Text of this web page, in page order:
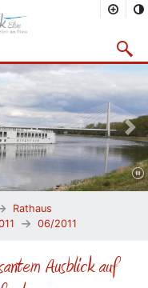
Rathaus
06/2011
Ausblick auf